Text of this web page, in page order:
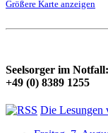
Größere Karte anzeigen
Seelsorger im Notfall:
+49 (0) 8389 1255
Die Lesungen